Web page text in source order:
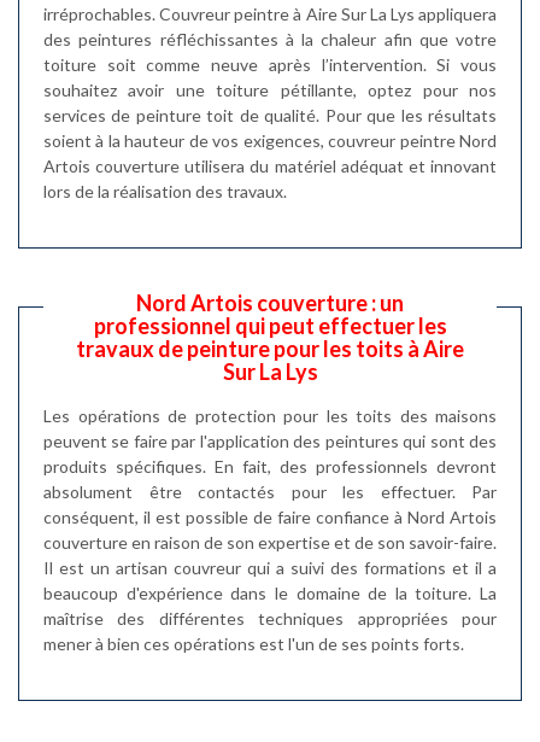
irréprochables. Couvreur peintre à Aire Sur La Lys appliquera
des peintures réfléchissantes à la chaleur afin que votre
toiture soit comme neuve après l’intervention. Si vous
souhaitez avoir une toiture pétillante, optez pour nos
services de peinture toit de qualité. Pour que les résultats
soient à la hauteur de vos exigences, couvreur peintre Nord
Artois couverture utilisera du matériel adéquat et innovant
lors de la réalisation des travaux.
Nord Artois couverture : un
professionnel qui peut effectuer les
travaux de peinture pour les toits à Aire
Sur La Lys
Les opérations de protection pour les toits des maisons
peuvent se faire par l'application des peintures qui sont des
produits spécifiques. En fait, des professionnels devront
absolument être contactés pour les effectuer. Par
conséquent, il est possible de faire confiance à Nord Artois
couverture en raison de son expertise et de son savoir-faire.
Il est un artisan couvreur qui a suivi des formations et il a
beaucoup d'expérience dans le domaine de la toiture. La
maîtrise des différentes techniques appropriées pour
mener à bien ces opérations est l'un de ses points forts.